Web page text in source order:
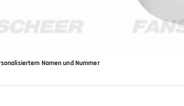
Namen und Nummer